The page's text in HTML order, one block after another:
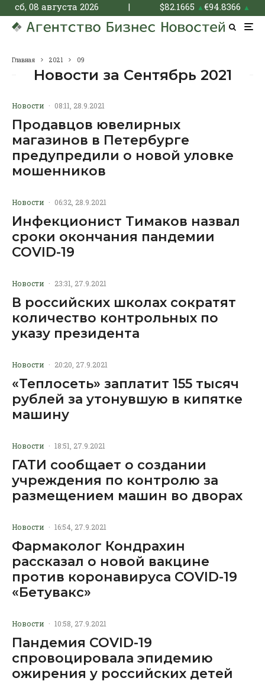
сб, 08 августа 2026 | $82.1665 ▲€94.8366 ▲
Главная 2021 09
Новости за Сентябрь 2021
Новости · 08:11, 28.9.2021
Продавцов ювелирных
магазинов в Петербурге
предупредили о новой уловке
мошенников
Новости · 06:32, 28.9.2021
Инфекционист Тимаков назвал
сроки окончания пандемии
COVID-19
Новости · 23:31, 27.9.2021
В российских школах сократят
количество контрольных по
указу президента
Новости · 20:20, 27.9.2021
«Теплосеть» заплатит 155 тысяч
рублей за утонувшую в кипятке
машину
Новости · 18:51, 27.9.2021
ГАТИ сообщает о создании
учреждения по контролю за
размещением машин во дворах
Новости · 16:54, 27.9.2021
Фармаколог Кондрахин
рассказал о новой вакцине
против коронавируса COVID-19
«Бетувакс»
Новости · 10:58, 27.9.2021
Пандемия COVID-19
спровоцировала эпидемию
ожирения у российских детей